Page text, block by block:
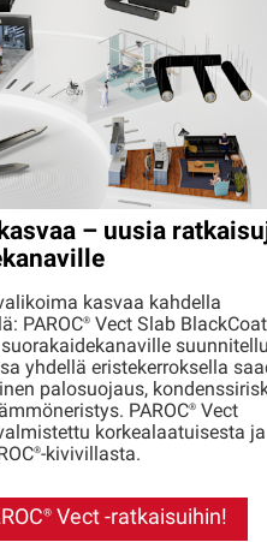
– uusia
kasvaa kahdella
PAROC® Vect Slab
suorakaidekanaville
yhdellä eristekerroksella
palosuojaus,
PAROC® Vect
korkealaatuisesta ja
-kivivillasta.
Vect -ratkaisuihin!